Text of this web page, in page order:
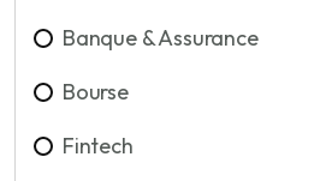
Banque & Assurance
Bourse
Fintech